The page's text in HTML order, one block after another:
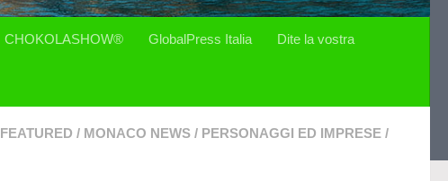
CHOKOLASHOW® GlobalPress Italia Dite la vostra
FEATURED / MONACO NEWS / PERSONAGGI ED IMPRESE /